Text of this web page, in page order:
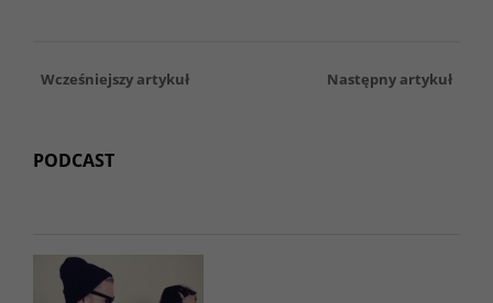
Wcześniejszy artykuł Następny artykuł
PODCAST